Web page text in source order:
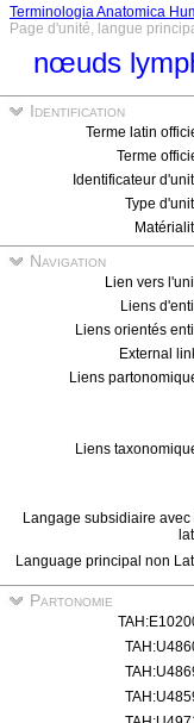
Terminologia Anatomica
Page d'unité, langue
nœuds
Identification
Terme latin
Terme
Identificateur
Type
Navigation
Lien vers
Liens
Liens orientés
External
Liens
Liens
Langage subsidiaire avec
Language principal non
Partonomie